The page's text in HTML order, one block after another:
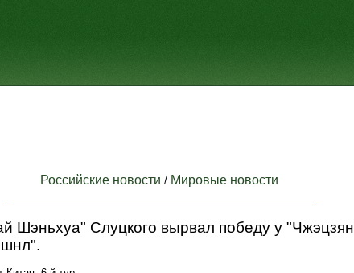
Российские новости / Мировые новости
Шэньхуа" Слуцкого вырвал победу у "Чжэцзян